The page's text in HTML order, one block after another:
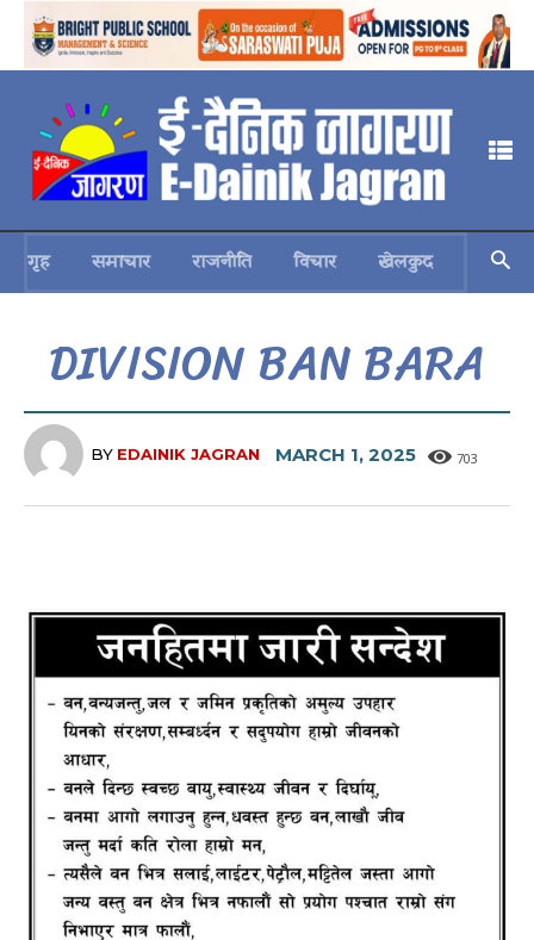
गृह समाचार राजनीति विचार खेलकुद स्वास्थ्य
DIVISION BAN BARA
BY EDAINIK JAGRAN MARCH 1, 2025 703